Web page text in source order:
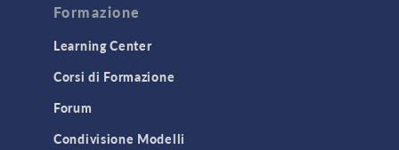
Formazione
Learning Center
Corsi di Formazione
Forum
Condivisione Modelli